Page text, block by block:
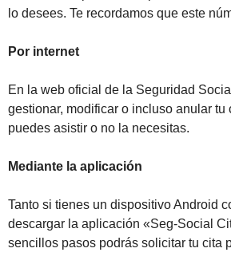
lo desees. Te recordamos que este
Por internet
En la web oficial de la Seguridad
gestionar, modificar o incluso anular tu
puedes asistir o no la necesitas.
Mediante la aplicación
Tanto si tienes un dispositivo Android
descargar la aplicación «Seg-Social
sencillos pasos podrás solicitar tu cita